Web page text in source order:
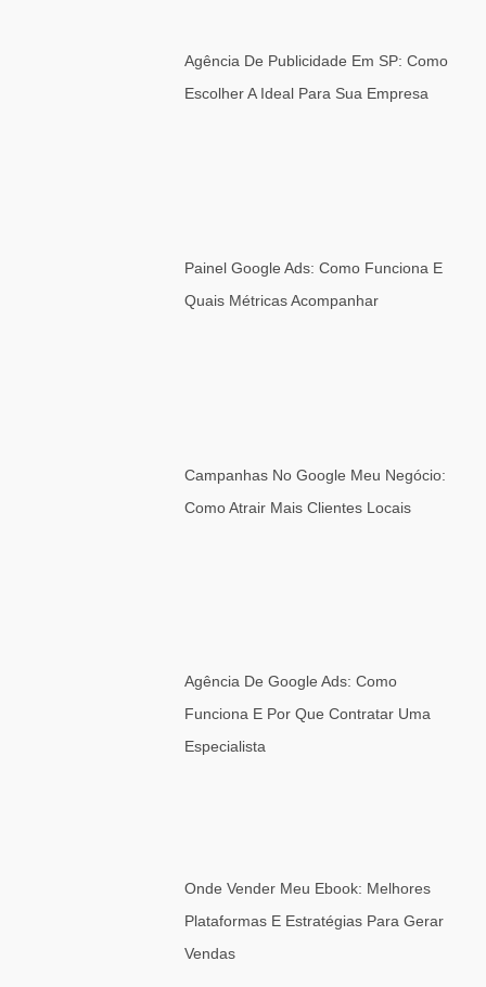
Agência De Publicidade Em SP: Como
Escolher A Ideal Para Sua Empresa
Painel Google Ads: Como Funciona E
Quais Métricas Acompanhar
Campanhas No Google Meu Negócio:
Como Atrair Mais Clientes Locais
Agência De Google Ads: Como
Funciona E Por Que Contratar Uma
Especialista
Onde Vender Meu Ebook: Melhores
Plataformas E Estratégias Para Gerar
Vendas